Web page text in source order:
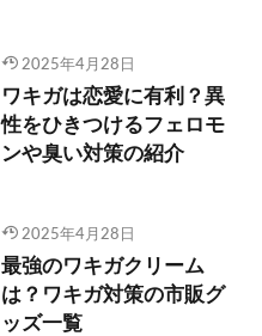
2025年4月28日
ワキガは恋愛に有利？異
性をひきつけるフェロモ
ンや臭い対策の紹介
2025年4月28日
最強のワキガクリーム
は？ワキガ対策の市販グ
ッズ一覧